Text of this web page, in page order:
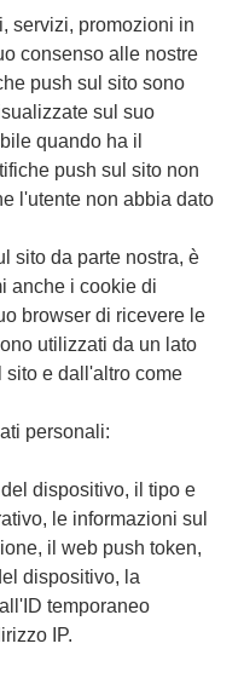
servizi, promozioni in
consenso alle nostre
push sul sito sono
sul suo
quando ha il
push sul sito non
l'utente non abbia dato
sito da parte nostra, è
anche i cookie di
browser di ricevere le
utilizzati da un lato
sito e dall'altro come
personali:
dispositivo, il tipo e
le informazioni sul
il web push token,
dispositivo, la
temporaneo
IP.